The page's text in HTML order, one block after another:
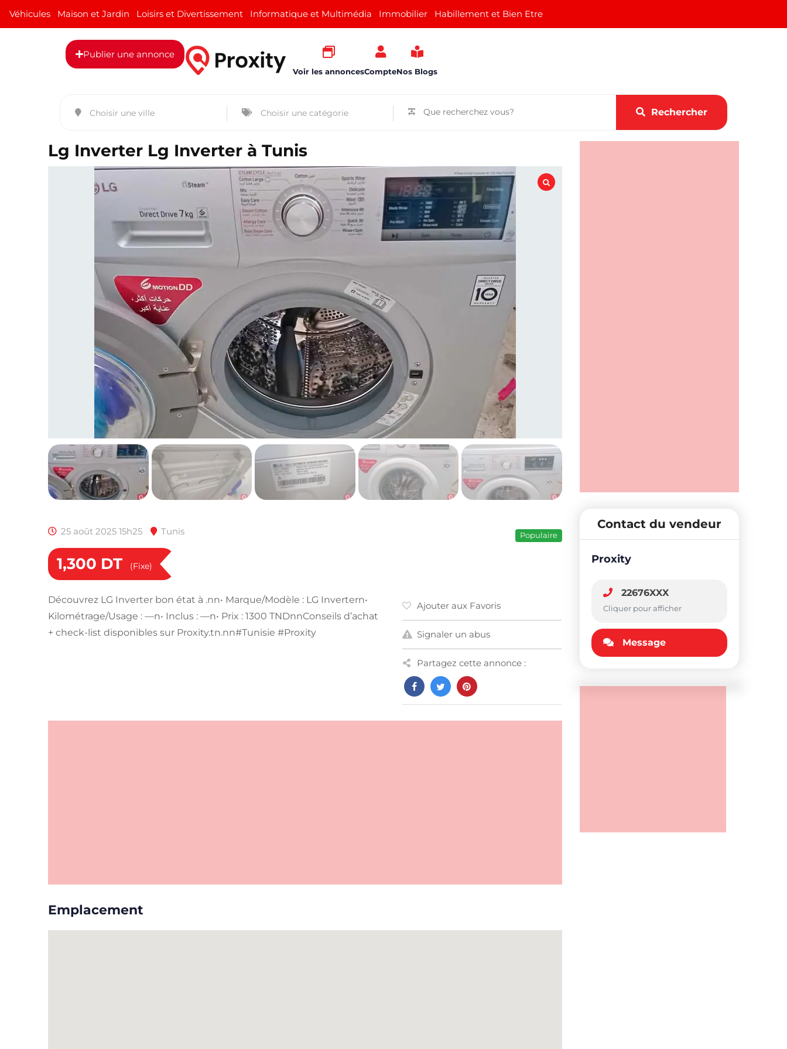
Véhicules Maison et Jardin Loisirs et Divertissement Informatique et Multimédia Immobilier Habillement et Bien Etre
Publier une annonce
Voir les annoncesCompteNos Blogs
Rechercher
Lg Inverter Lg Inverter à Tunis
25 août 2025 15h25 Tunis Populaire
1,300 DT (Fixe)
Découvrez LG Inverter bon état à .nn• Marque/Modèle : LG Invertern•
Kilométrage/Usage : —n• Inclus : —n• Prix : 1300 TNDnnConseils d’achat
+ check-list disponibles sur Proxity.tn.nn#Tunisie #Proxity
Ajouter aux Favoris
Signaler un abus
Partagez cette annonce :
Emplacement
Contact du vendeur
Proxity
22676XXX
Cliquer pour afficher
Message